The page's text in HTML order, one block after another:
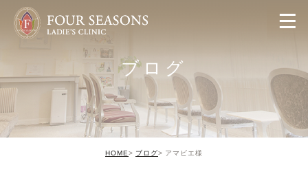
ブログ
HOME ブログ アマビエ様